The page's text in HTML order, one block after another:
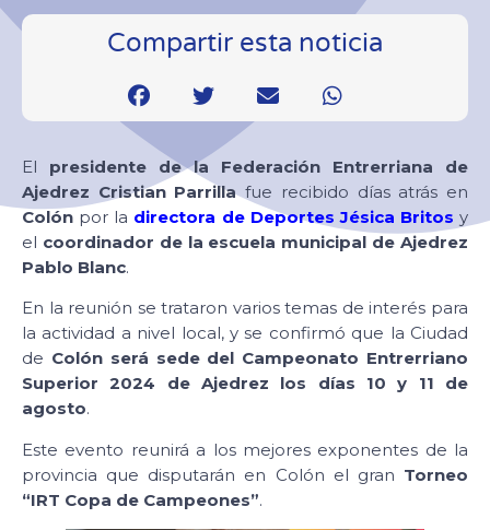
Compartir esta noticia
El presidente de la Federación Entrerriana de
Ajedrez Cristian Parrillafue recibido días atrás en
Colón por la directora de Deportes Jésica Britos y
el coordinador de la escuela municipal de Ajedrez
Pablo Blanc.
En la reunión se trataron varios temas de interés para
la actividad a nivel local, y se confirmó que la Ciudad
de Colón será sede del Campeonato Entrerriano
Superior 2024 de Ajedrez los días 10 y 11 de
agosto.
Este evento reunirá a los mejores exponentes de la
provincia que disputarán en Colón el gran Torneo
“IRT Copa de Campeones”.